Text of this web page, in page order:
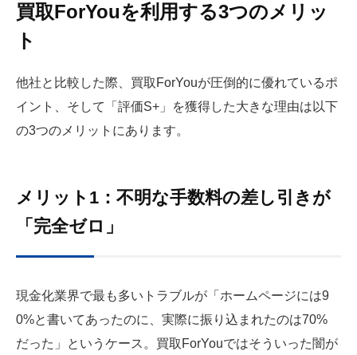
買取ForYouを利用する3つのメリッ
ト
他社と比較した際、買取ForYouが圧倒的に優れているポ
イント、そして「評価S+」を獲得した大きな理由は以下
の3つのメリットにあります。
メリット1：不明な手数料の差し引きが
「完全ゼロ」
現金化業界で最も多いトラブルが「ホームページには9
0%と書いてあったのに、実際に振り込まれたのは70%
だった」というケース。買取ForYouではそういった闇が